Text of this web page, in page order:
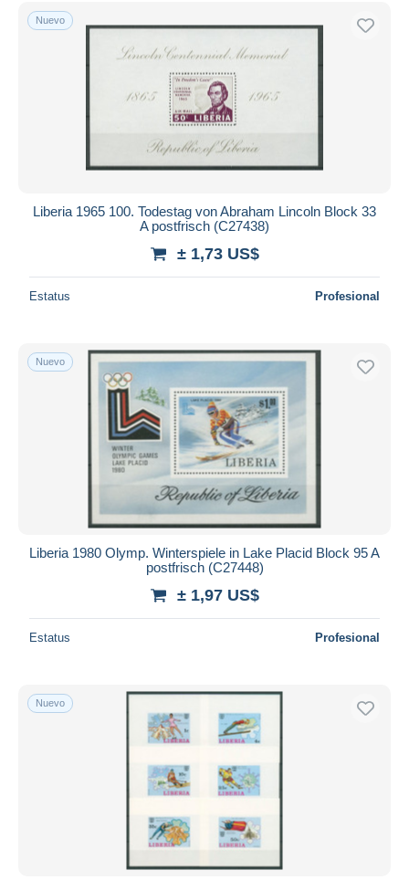
Sólo con descuento
Envío gratis
Métodos de pago
PayPal
Transferencia bancaria
Mastercard
iDeal
Maestro
Residencia del vendedor
Aplicar
Nuevo
Liberia 1965 100. Todestag von Abraham Lincoln Block 33
A postfrisch (C27438)
± 1,73 US$
Estatus Profesional
Nuevo
Liberia 1980 Olymp. Winterspiele in Lake Placid Block 95 A
postfrisch (C27448)
± 1,97 US$
Estatus Profesional
Nuevo